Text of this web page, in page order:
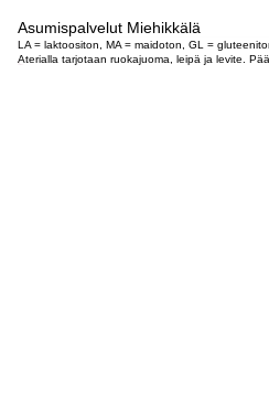
Asumispalvelut Miehikkälä
LA = laktoositon, MA = maidoton, GL =
Aterialla tarjotaan ruokajuoma, leipä ja levite.